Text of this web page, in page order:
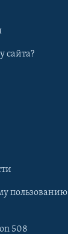
сайта?
пользованию
508